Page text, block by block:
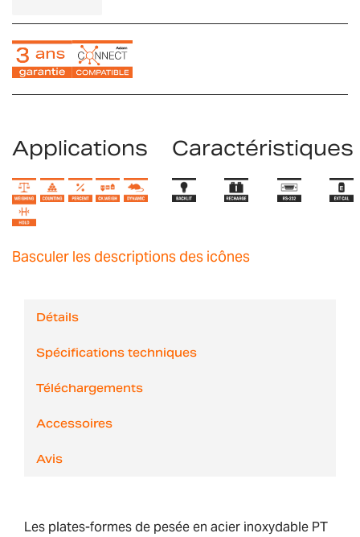
Applications Caractéristiques
Basculer les descriptions des icônes
Détails
Spécifications techniques
Téléchargements
Accessoires
Avis
Les plates-formes de pesée en acier inoxydable PT